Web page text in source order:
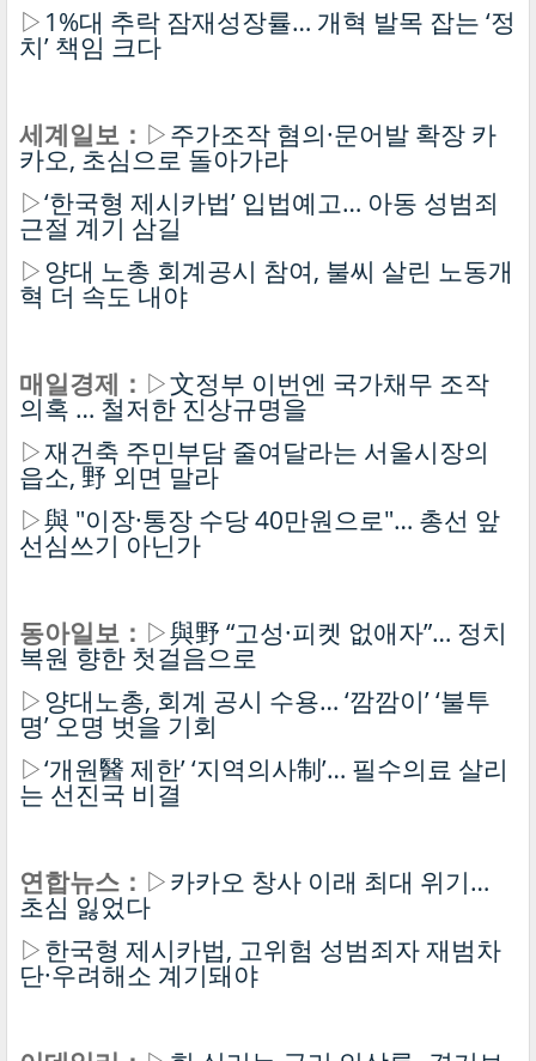
▷ 1%대 추락 잠재성장률… 개혁 발목 잡는 ‘정
치’ 책임 크다
세계일보： ▷주가조작 혐의·문어발 확장 카
카오, 초심으로 돌아가라
▷‘한국형 제시카법’ 입법예고… 아동 성범죄
근절 계기 삼길
▷양대 노총 회계공시 참여, 불씨 살린 노동개
혁 더 속도 내야
매일경제： ▷文정부 이번엔 국가채무 조작
의혹 … 철저한 진상규명을
▷재건축 주민부담 줄여달라는 서울시장의
읍소, 野 외면 말라
▷與 "이장·통장 수당 40만원으로"… 총선 앞
선심쓰기 아닌가
동아일보： ▷與野 “고성·피켓 없애자”… 정치
복원 향한 첫걸음으로
▷양대노총, 회계 공시 수용… ‘깜깜이’ ‘불투
명’ 오명 벗을 기회
▷‘개원醫 제한’ ‘지역의사制’… 필수의료 살리
는 선진국 비결
연합뉴스： ▷카카오 창사 이래 최대 위기…
초심 잃었다
▷한국형 제시카법, 고위험 성범죄자 재범차
단·우려해소 계기돼야